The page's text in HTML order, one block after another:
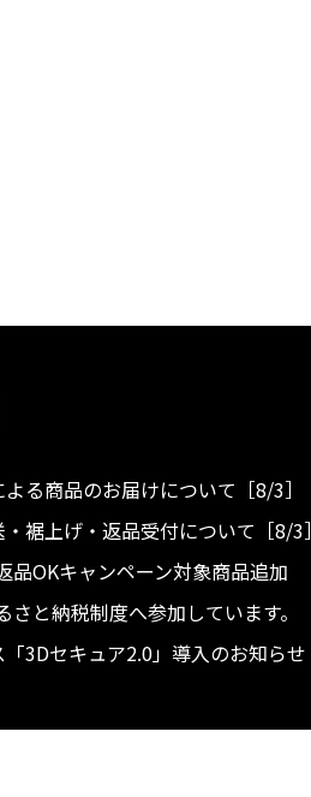
る商品のお届けについて［8/3］
裾上げ・返品受付について［8/3］
品OKキャンペーン対象商品追加
さと納税制度へ参加しています。
3Dセキュア2.0」導入のお知らせ